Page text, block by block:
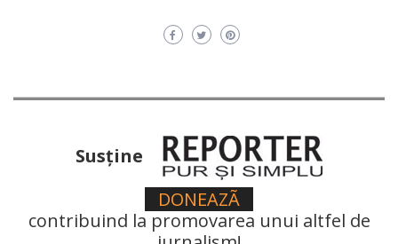
Susţine
DONEAZÃ
contribuind la promovarea unui altfel de